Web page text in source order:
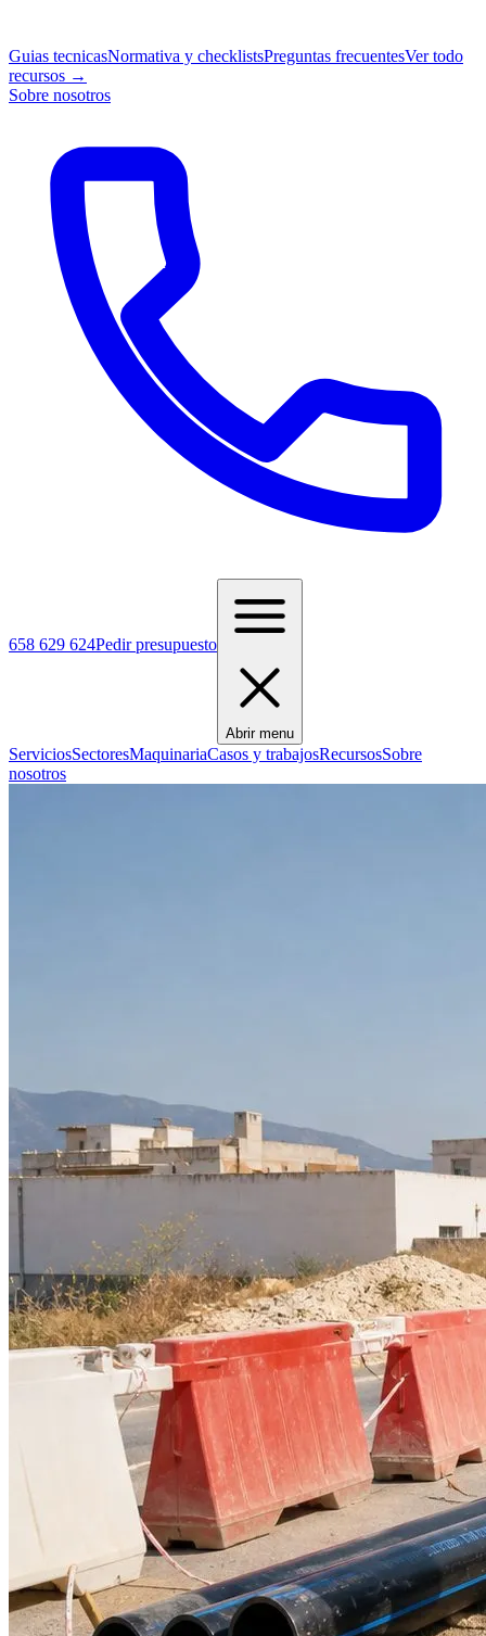
Guias tecnicasNormativa y checklistsPreguntas frecuentesVer todo
recursos →
Sobre nosotros
658 629 624Pedir presupuesto
Abrir menu
ServiciosSectoresMaquinariaCasos y trabajosRecursosSobre
nosotros